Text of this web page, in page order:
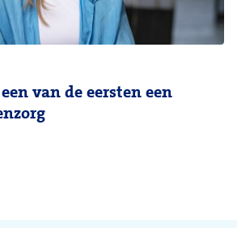
van de eersten een